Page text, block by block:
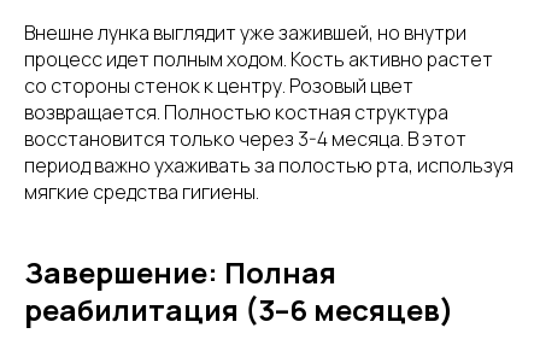
Внешне лунка выглядит уже зажившей, но внутри
процесс идет полным ходом. Кость активно растет
со стороны стенок к центру. Розовый цвет
возвращается. Полностью костная структура
восстановится только через 3-4 месяца. В этот
период важно ухаживать за полостью рта, используя
мягкие средства гигиены.
Завершение: Полная
реабилитация (3–6 месяцев)